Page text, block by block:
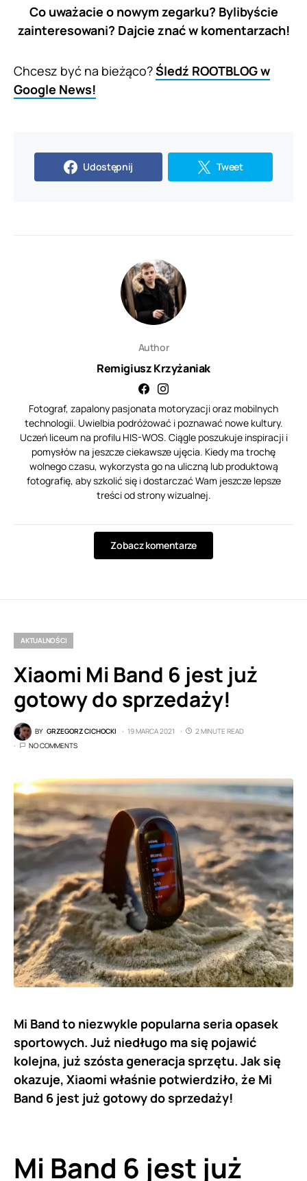
Co uważacie o nowym zegarku? Bylibyście
zainteresowani? Dajcie znać w komentarzach!
Chcesz być na bieżąco?Śledź ROOTBLOG w
Google News!
Udostępnij Tweet
Author
Remigiusz Krzyżaniak
Fotograf, zapalony pasjonata motoryzacji oraz mobilnych
technologii. Uwielbia podróżować i poznawać nowe kultury.
Uczeń liceum na profilu HIS-WOS. Ciągle poszukuje inspiracji i
pomysłów na jeszcze ciekawsze ujęcia. Kiedy ma trochę
wolnego czasu, wykorzysta go na uliczną lub produktową
fotografię, aby szkolić się i dostarczać Wam jeszcze lepsze
treści od strony wizualnej.
Zobacz komentarze
AKTUALNOŚCI
Xiaomi Mi Band 6 jest już
gotowy do sprzedaży!
BY GRZEGORZ CICHOCKI 19 MARCA 2021
2 MINUTE READ
NO COMMENTS
Mi Band to niezwykle popularna seria opasek
sportowych. Już niedługo ma się pojawić
kolejna, już szósta generacja sprzętu. Jak się
okazuje, Xiaomi właśnie potwierdziło, że Mi
Band 6 jest już gotowy do sprzedaży!
Mi Band 6 jest już